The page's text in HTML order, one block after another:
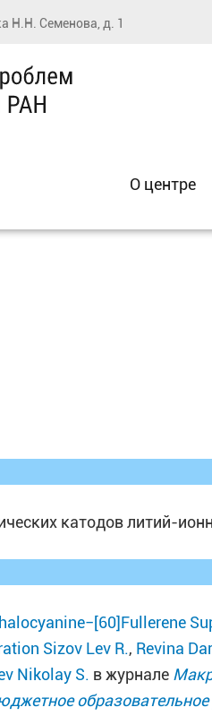
Н.Н. Семенова, д. 1
О центре
катодов литий-
Sizov Lev R., Revina
Nikolay S. в журнале